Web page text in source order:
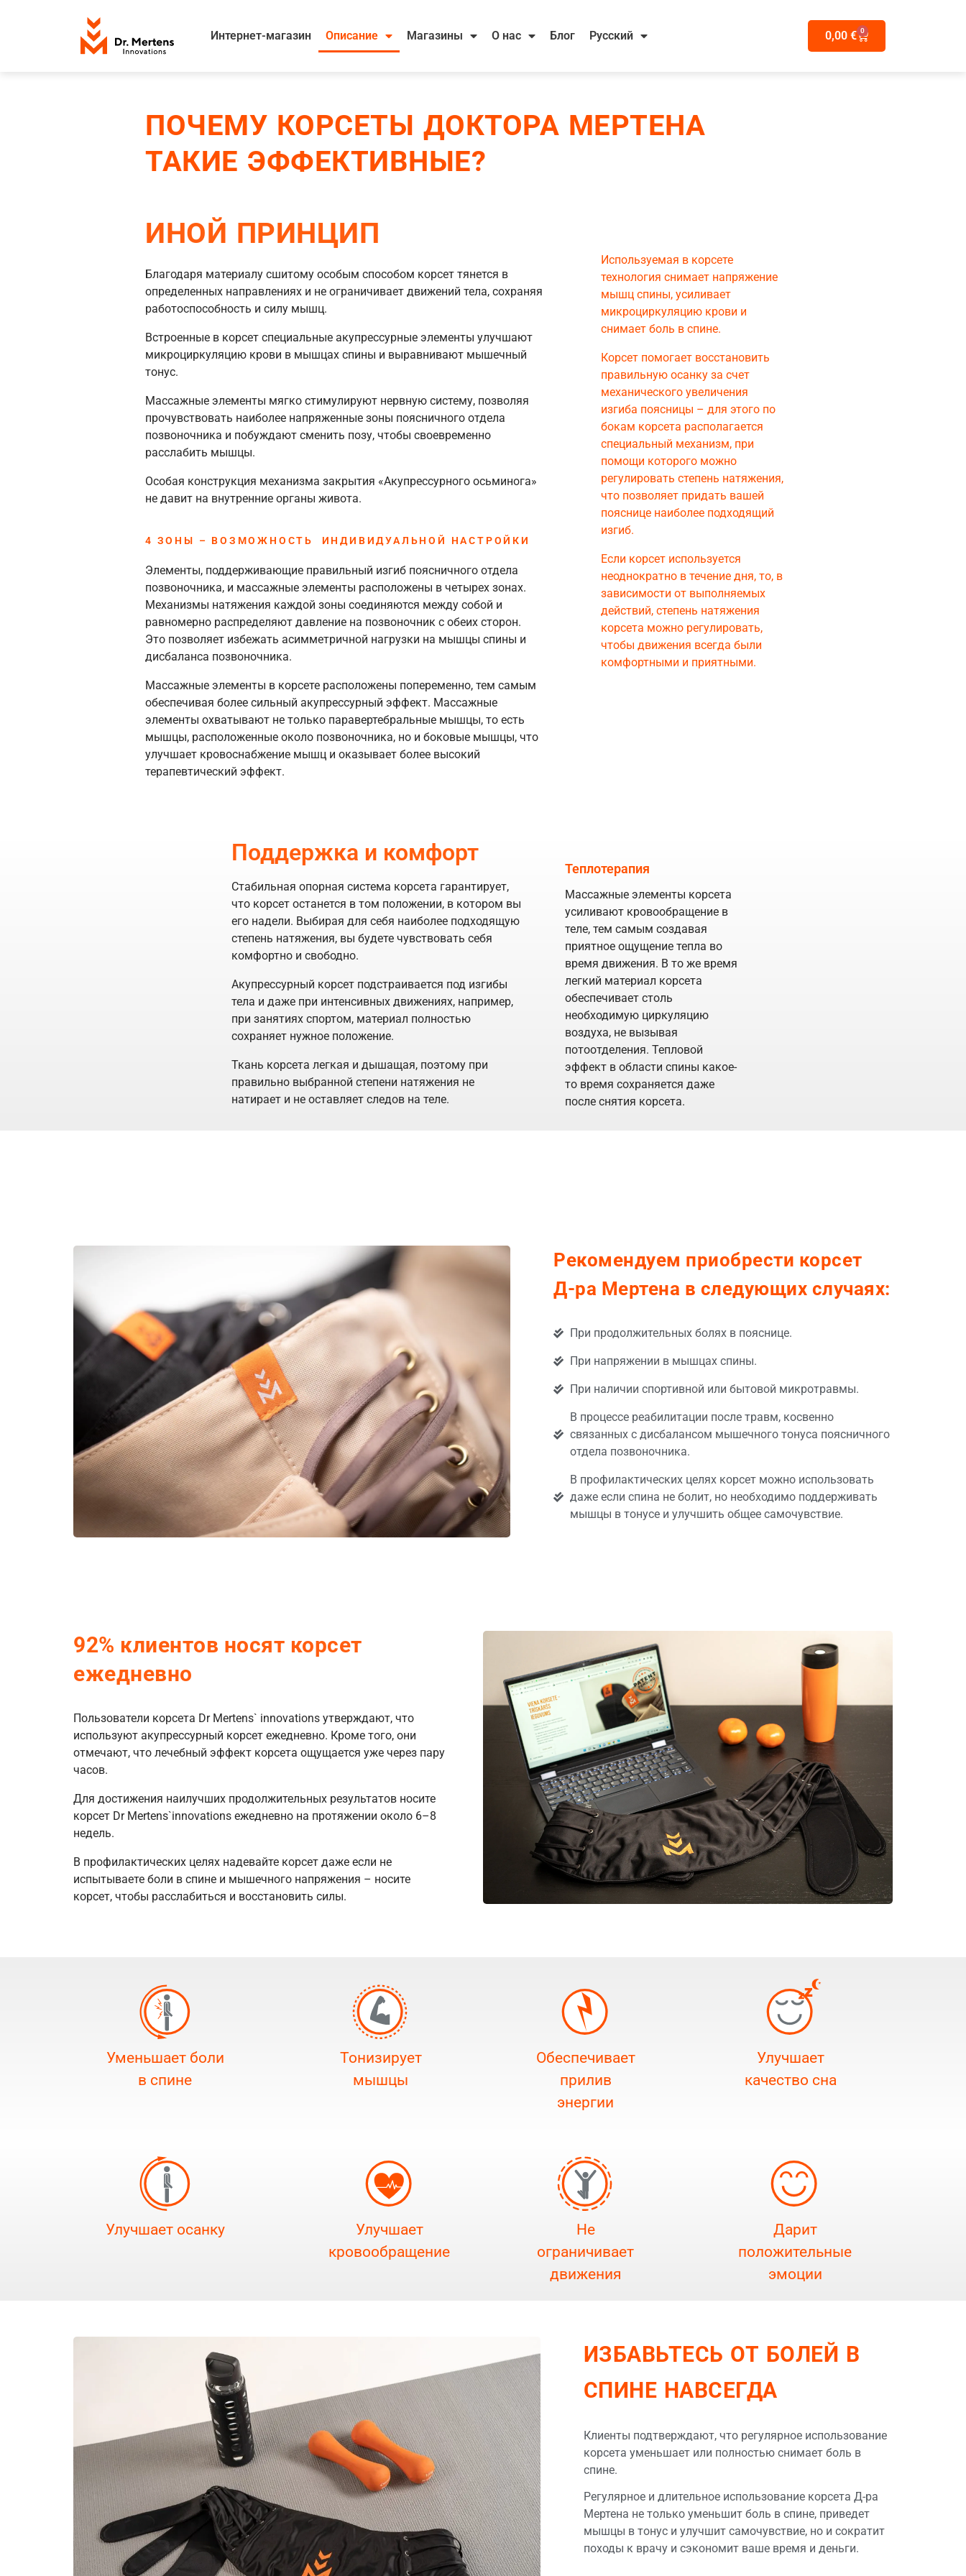
Интернет-магазин Описание Магазины О нас Блог Русский 0,00 € 0
ПОЧЕМУ КОРСЕТЫ ДОКТОРА МЕРТЕНА
ТАКИЕ ЭФФЕКТИВНЫЕ?
ИНОЙ ПРИНЦИП
Благодаря материалу сшитому особым способом корсет тянется в
определенных направлениях и не ограничивает движений тела, сохраняя
работоспособность и силу мышц.
Встроенные в корсет специальные акупрессурные элементы улучшают
микроциркуляцию крови в мышцах спины и выравнивают мышечный
тонус.
Массажные элементы мягко стимулируют нервную систему, позволяя
прочувствовать наиболее напряженные зоны поясничного отдела
позвоночника и побуждают сменить позу, чтобы своевременно
расслабить мышцы.
Особая конструкция механизма закрытия «Акупрессурного осьминога»
не давит на внутренние органы живота.
4 ЗОНЫ – ВОЗМОЖНОСТЬ ИНДИВИДУАЛЬНОЙ НАСТРОЙКИ
Элементы, поддерживающие правильный изгиб поясничного отдела
позвоночника, и массажные элементы расположены в четырех зонах.
Механизмы натяжения каждой зоны соединяются между собой и
равномерно распределяют давление на позвоночник с обеих сторон.
Это позволяет избежать асимметричной нагрузки на мышцы спины и
дисбаланса позвоночника.
Массажные элементы в корсете расположены попеременно, тем самым
обеспечивая более сильный акупрессурный эффект. Массажные
элементы охватывают не только паравертебральные мышцы, то есть
мышцы, расположенные около позвоночника, но и боковые мышцы, что
улучшает кровоснабжение мышц и оказывает более высокий
терапевтический эффект.
Используемая в корсете
технология снимает напряжение
мышц спины, усиливает
микроциркуляцию крови и
снимает боль в спине.
Корсет помогает восстановить
правильную осанку за счет
механического увеличения
изгиба поясницы – для этого по
бокам корсета располагается
специальный механизм, при
помощи которого можно
регулировать степень натяжения,
что позволяет придать вашей
пояснице наиболее подходящий
изгиб.
Если корсет используется
неоднократно в течение дня, то, в
зависимости от выполняемых
действий, степень натяжения
корсета можно регулировать,
чтобы движения всегда были
комфортными и приятными.
Поддержка и комфорт
Стабильная опорная система корсета гарантирует,
что корсет останется в том положении, в котором вы
его надели. Выбирая для себя наиболее подходящую
степень натяжения, вы будете чувствовать себя
комфортно и свободно.
Акупрессурный корсет подстраивается под изгибы
тела и даже при интенсивных движениях, например,
при занятиях спортом, материал полностью
сохраняет нужное положение.
Ткань корсета легкая и дышащая, поэтому при
правильно выбранной степени натяжения не
натирает и не оставляет следов на теле.
Теплотерапия
Массажные элементы корсета
усиливают кровообращение в
теле, тем самым создавая
приятное ощущение тепла во
время движения. В то же время
легкий материал корсета
обеспечивает столь
необходимую циркуляцию
воздуха, не вызывая
потоотделения. Тепловой
эффект в области спины какое-
то время сохраняется даже
после снятия корсета.
Рекомендуем приобрести корсет
Д-ра Мертена в следующих случаях:
При продолжительных болях в пояснице.
При напряжении в мышцах спины.
При наличии спортивной или бытовой микротравмы.
В процессе реабилитации после травм, косвенно
связанных с дисбалансом мышечного тонуса поясничного
отдела позвоночника.
В профилактических целях корсет можно использовать
даже если спина не болит, но необходимо поддерживать
мышцы в тонусе и улучшить общее самочувствие.
92% клиентов носят корсет
ежедневно
Пользователи корсета Dr Mertens` innovations утверждают, что
используют акупрессурный корсет ежедневно. Кроме того, они
отмечают, что лечебный эффект корсета ощущается уже через пару
часов.
Для достижения наилучших продолжительных результатов носите
корсет Dr Mertens`innovations ежедневно на протяжении около 6–8
недель.
В профилактических целях надевайте корсет даже если не
испытываете боли в спине и мышечного напряжения – носите
корсет, чтобы расслабиться и восстановить силы.
Уменьшает боли
в спине
Тонизирует
мышцы
Обеспечивает
прилив
энергии
Улучшает
качество сна
Улучшает осанку
Улучшает
кровообращение
Не
ограничивает
движения
Дарит
положительные
эмоции
ИЗБАВЬТЕСЬ ОТ БОЛЕЙ В
СПИНЕ НАВСЕГДА
Клиенты подтверждают, что регулярное использование
корсета уменьшает или полностью снимает боль в
спине.
Pегулярное и длительное использование корсета Д-ра
Мертена не только уменьшит боль в спине, приведет
мышцы в тонус и улучшит самочувствие, но и сократит
походы к врачу и сэкономит ваше время и деньги.